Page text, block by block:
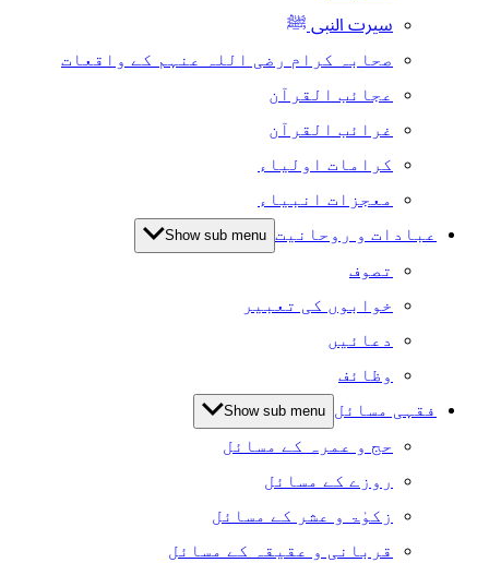
سیرت النبی ﷺ
صحابہ کرام رضی اللہ عنہم کے واقعات
عجائب القرآن
غرائب القرآن
کرامات اولیاء
معجزات انبیاء
عبادات و روحانیت Show sub menu
تصوف
خوابوں کی تعبیر
دعائیں
وظائف
فقہی مسائل Show sub menu
حج و عمرہ کے مسائل
روزے کے مسائل
زکوٰۃ و عشر کے مسائل
قربانی و عقیقہ کے مسائل